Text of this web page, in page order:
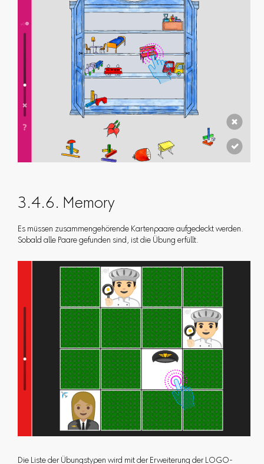
3.4.6. Memory
Es müssen zusammengehörende Kartenpaare aufgedeckt werden.
Sobald alle Paare gefunden sind, ist die Übung erfüllt.
Die Liste der Übungstypen wird mit der Erweiterung der LOGO-